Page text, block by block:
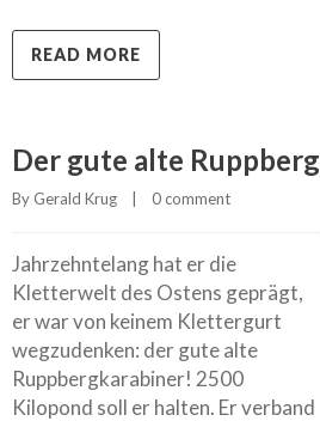
READ MORE
Der gute alte Ruppberg
By Gerald Krug 0 comment
Jahrzehntelang hat er die
Kletterwelt des Ostens geprägt,
er war von keinem Klettergurt
wegzudenken: der gute alte
Ruppbergkarabiner! 2500
Kilopond soll er halten. Er verband